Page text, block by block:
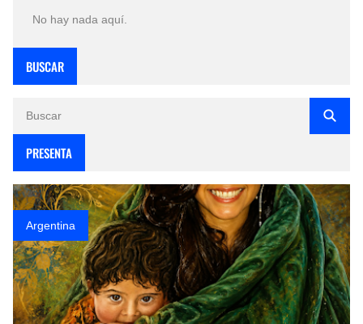
No hay nada aquí.
BUSCAR
PRESENTA
Argentina